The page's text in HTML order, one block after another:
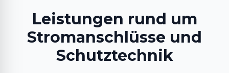
Leistungen rund um
Stromanschlüsse und
Schutztechnik